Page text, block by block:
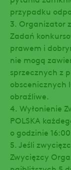
przypadku
3. Organizator
Zadań
prawem i
nie mogą
sprzecznych z
obscenicznych
obraźliwe.
4. Wyłonienie
POLSKA
o godzinie
5. Jeśli
Zwycięzcy